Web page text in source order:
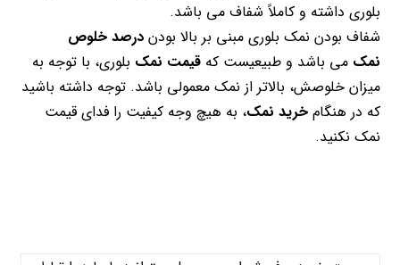
بلوری داشته و کاملاً شفاف می باشد.
شفاف بودن نمک بلوری مبنی بر بالا بودندرصد خلوص
نمک می باشد و طبیعیست کهقیمت نمک بلوری، با توجه به
میزان خلوصش، بالاتر از نمک معمولی باشد. توجه داشته باشید
که در هنگامخرید نمک، به هیچ وجه کیفیت را فدای قیمت
نمک نکنید.